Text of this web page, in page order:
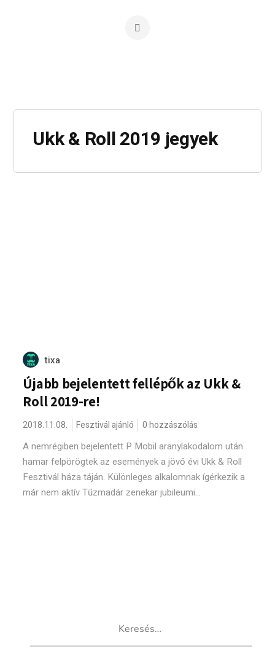
Ukk & Roll 2019 jegyek
tixa
Újabb bejelentett fellépők az Ukk &
Roll 2019-re!
2018.11.08. Fesztivál ajánló 0 hozzászólás
A nemrégiben bejelentett P. Mobil aranylakodalom után
hamar felpörögtek az események a jövő évi Ukk & Roll
Fesztivál háza táján. Különleges alkalomnak ígérkezik a
már nem aktív Tűzmadár zenekar jubileumi...